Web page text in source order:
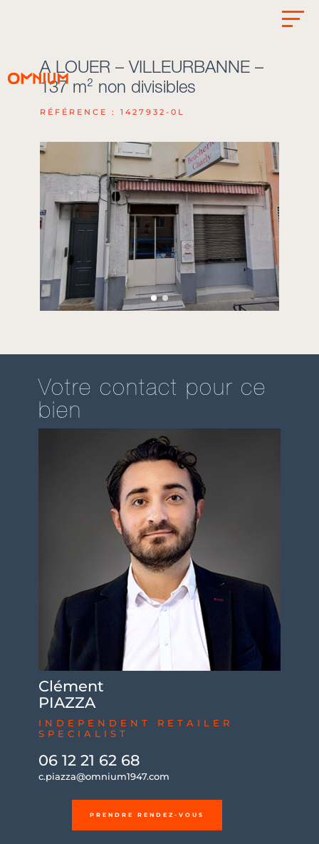
A LOUER – VILLEURBANNE –
137 m² non divisibles
RÉFÉRENCE : 1427932-0L
Votre contact pour ce
bien
Clément
PIAZZA
INDEPENDENT RETAILER
SPECIALIST
06 12 21 62 68
c.piazza@omnium1947.com
PRENDRE RENDEZ-VOUS